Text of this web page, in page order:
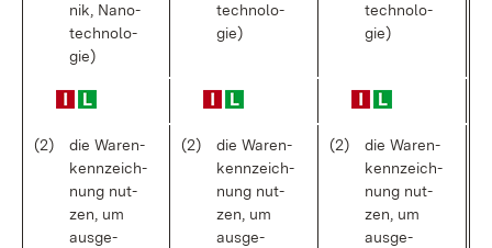
nik, Na­no­
tech­no­lo­
gie)
tech­no­lo­
gie)
tech­no­lo­
gie)
(2)
die Wa­ren­
kenn­zeich­
nung nut­
zen, um
aus­ge­
(2)
die Wa­ren­
kenn­zeich­
nung nut­
zen, um
aus­ge­
(2)
die Wa­ren­
kenn­zeich­
nung nut­
zen, um
aus­ge­